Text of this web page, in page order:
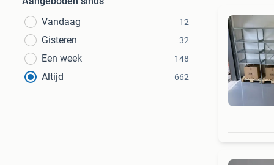
Vandaag
12
Gisteren 32
Een week 148
Altijd 662